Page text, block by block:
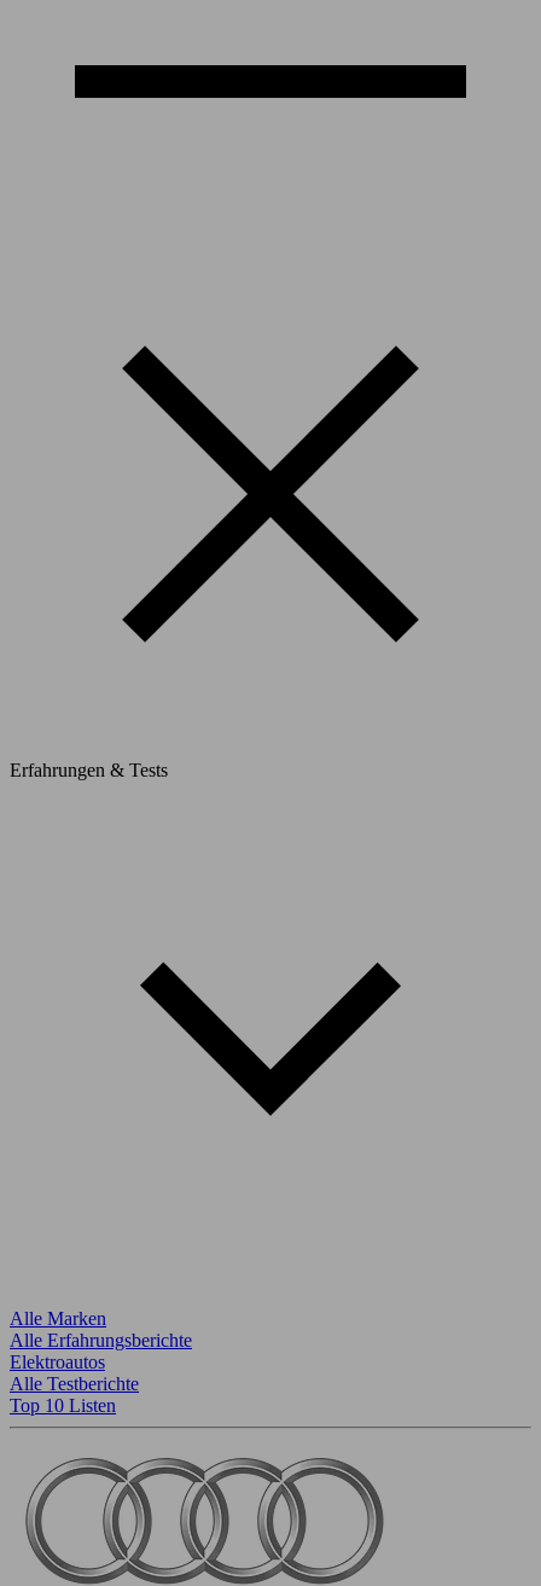
Erfahrungen & Tests
Alle Marken
Alle Erfahrungsberichte
Elektroautos
Alle Testberichte
Top 10 Listen